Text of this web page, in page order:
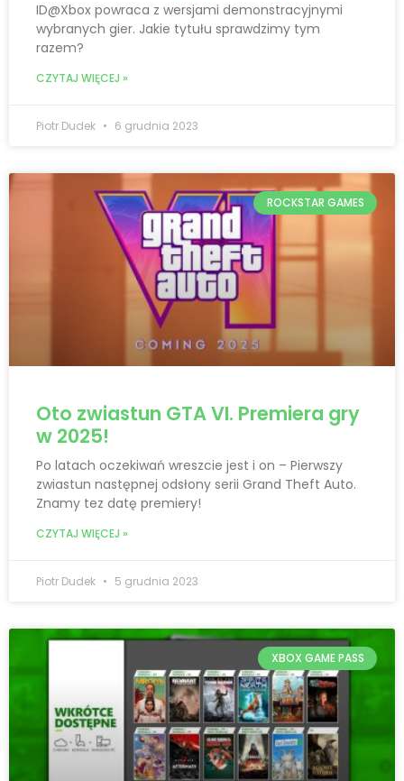
ID@Xbox powraca z wersjami demonstracyjnymi
wybranych gier. Jakie tytułu sprawdzimy tym
razem?
CZYTAJ WIĘCEJ »
Piotr Dudek 6 grudnia 2023
ROCKSTAR GAMES
Oto zwiastun GTA VI. Premiera gry
w 2025!
Po latach oczekiwań wreszcie jest i on – Pierwszy
zwiastun następnej odsłony serii Grand Theft Auto.
Znamy tez datę premiery!
CZYTAJ WIĘCEJ »
Piotr Dudek 5 grudnia 2023
XBOX GAME PASS